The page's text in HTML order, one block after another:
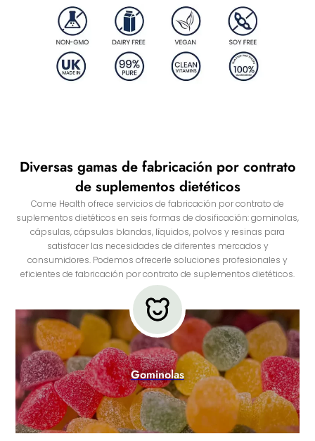
Diversas gamas de fabricación por contrato
de suplementos dietéticos
Come Health ofrece servicios de fabricación por contrato de
suplementos dietéticos en seis formas de dosificación: gominolas,
cápsulas, cápsulas blandas, líquidos, polvos y resinas para
satisfacer las necesidades de diferentes mercados y
consumidores. Podemos ofrecerle soluciones profesionales y
eficientes de fabricación por contrato de suplementos dietéticos.
Gominolas